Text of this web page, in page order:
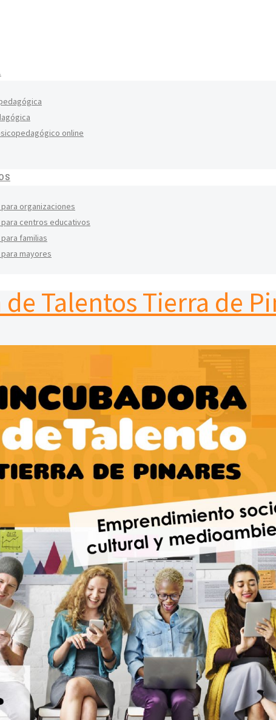
online
organizaciones
centros educativos
familias
mayores
Talentos Tierra de